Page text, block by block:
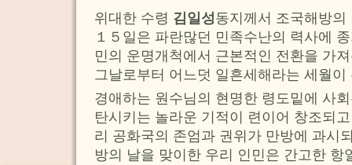
위대한 수령 김일성동지께서 조국해방
１５일은 파란많던 민족수난의 력사에
민의 운명개척에서 근본적인 전환을 가
그날로부터 어느덧 일흔세해라는 세월이
경애하는 원수님의 현명한 령도밑에 사
탄시키는 놀라운 기적이 련이어 창조되
리 공화국의 존엄과 권위가 만방에 과시
방의 날을 맞이한 우리 인민은 간고한 항